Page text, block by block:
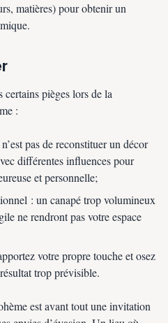
matières) pour obtenir un
pièges lors de la
:
pas de reconstituer un décor
différentes influences pour
et personnelle;
: un canapé trop volumineux
ne rendront pas votre espace
votre propre touche et osez
trop prévisible.
est avant tout une invitation